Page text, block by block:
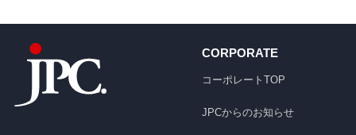
CORPORATE
コーポレートTOP
JPCからのお知らせ